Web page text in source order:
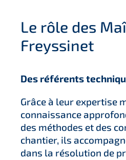
Le rôle des
Freyssinet
Des référents
Grâce à leur expertise
connaissance
des méthodes et des
chantier, ils
dans la résolution de